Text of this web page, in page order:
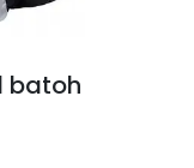
batoh